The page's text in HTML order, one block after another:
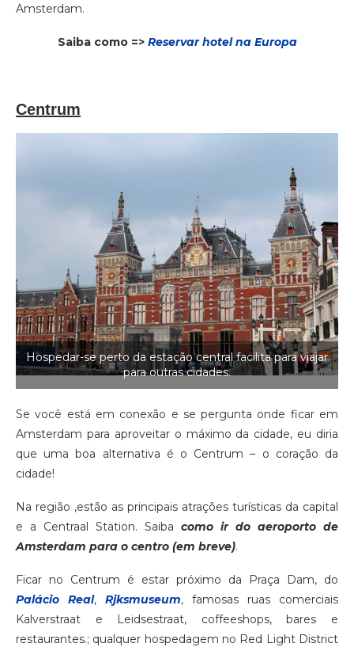
Amsterdam.
Saiba como => Reservar hotel na Europa
Centrum
Hospedar-se perto da estação central facilita para viajar
para outras cidades.
Se você está em conexão e se pergunta onde ficar em
Amsterdam para aproveitar o máximo da cidade, eu diria
que uma boa alternativa é o Centrum – o coração da
cidade!
Na região ,estão as principais atrações turísticas da capital
e a Centraal Station. Saiba como ir do aeroporto de
Amsterdam para o centro (em breve).
Ficar no Centrum é estar próximo da Praça Dam, do
Palácio Real, Rjksmuseum, famosas ruas comerciais
Kalverstraat e Leidsestraat, coffeeshops, bares e
restaurantes.; qualquer hospedagem no Red Light District